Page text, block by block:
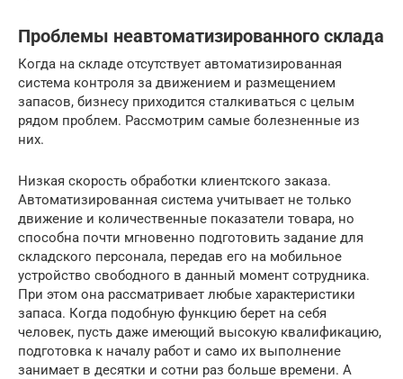
Проблемы неавтоматизированного склада
Когда на складе отсутствует автоматизированная
система контроля за движением и размещением
запасов, бизнесу приходится сталкиваться с целым
рядом проблем. Рассмотрим самые болезненные из
них.
Низкая скорость обработки клиентского заказа.
Автоматизированная система учитывает не только
движение и количественные показатели товара, но
способна почти мгновенно подготовить задание для
складского персонала, передав его на мобильное
устройство свободного в данный момент сотрудника.
При этом она рассматривает любые характеристики
запаса. Когда подобную функцию берет на себя
человек, пусть даже имеющий высокую квалификацию,
подготовка к началу работ и само их выполнение
занимает в десятки и сотни раз больше времени. А